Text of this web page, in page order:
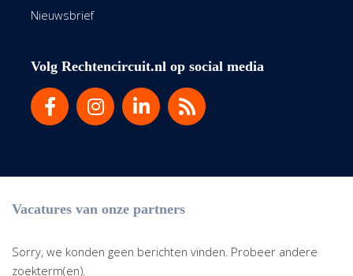
Nieuwsbrief
Volg Rechtencircuit.nl op social media
Vacatures van onze partners
Sorry, we konden geen berichten vinden. Probeer andere
zoekterm(en).